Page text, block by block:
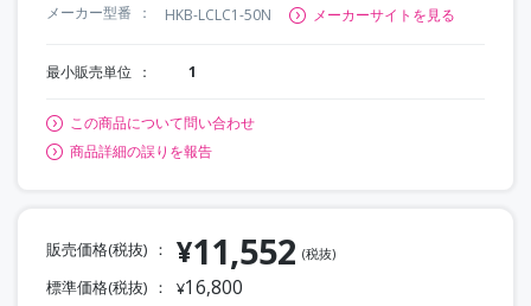
メーカー型番
HKB-LCLC1-50N メーカーサイトを見る
最小販売単位 1
この商品について問い合わせ
商品詳細の誤りを報告
販売価格(税抜) ¥11,552 (税抜)
標準価格(税抜) ¥16,800